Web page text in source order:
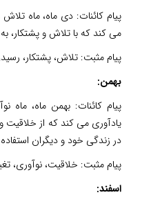
پیام کائنات: دی ماه، ماه
می کند که با تلاش و پشتکار،
پیام مثبت: تلاش، پشتکار،
بهمن:
پیام کائنات: بهمن ماه، ماه
یادآوری می کند که از خلاقیت
در زندگی خود و دیگران
پیام مثبت: خلاقیت، نوآوری،
اسفند: